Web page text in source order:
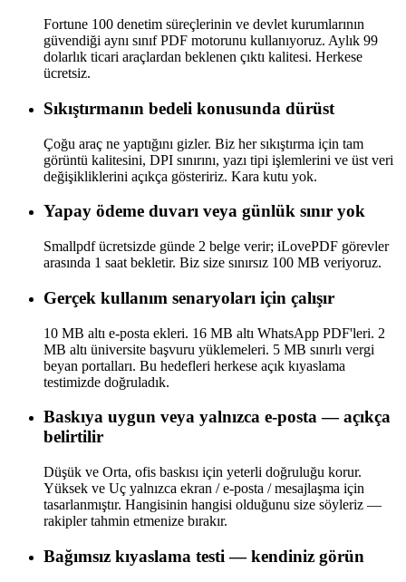
Fortune 100 denetim süreçlerinin ve devlet kurumlarının
güvendiği aynı sınıf PDF motorunu kullanıyoruz. Aylık 99
dolarlık ticari araçlardan beklenen çıktı kalitesi. Herkese
ücretsiz.
Sıkıştırmanın bedeli konusunda dürüst
Çoğu araç ne yaptığını gizler. Biz her sıkıştırma için tam
görüntü kalitesini, DPI sınırını, yazı tipi işlemlerini ve üst veri
değişikliklerini açıkça gösteririz. Kara kutu yok.
Yapay ödeme duvarı veya günlük sınır yok
Smallpdf ücretsizde günde 2 belge verir; iLovePDF görevler
arasında 1 saat bekletir. Biz size sınırsız 100 MB veriyoruz.
Gerçek kullanım senaryoları için çalışır
10 MB altı e-posta ekleri. 16 MB altı WhatsApp PDF'leri. 2
MB altı üniversite başvuru yüklemeleri. 5 MB sınırlı vergi
beyan portalları. Bu hedefleri herkese açık kıyaslama
testimizde doğruladık.
Baskıya uygun veya yalnızca e-posta — açıkça
belirtilir
Düşük ve Orta, ofis baskısı için yeterli doğruluğu korur.
Yüksek ve Uç yalnızca ekran / e-posta / mesajlaşma için
tasarlanmıştır. Hangisinin hangisi olduğunu size söyleriz —
rakipler tahmin etmenize bırakır.
Bağımsız kıyaslama testi — kendiniz görün